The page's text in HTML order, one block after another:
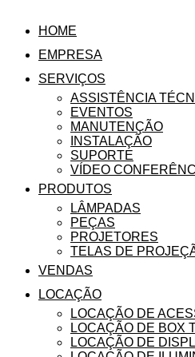
HOME
EMPRESA
SERVIÇOS
ASSISTÊNCIA
EVENTOS
MANUTENÇÃO
INSTALAÇÃO
SUPORTE
VÍDEO
PRODUTOS
LÂMPADAS
PEÇAS
PROJETORES
TELAS DE
VENDAS
LOCAÇÃO
LOCAÇÃO DE
LOCAÇÃO DE BOX
LOCAÇÃO DE